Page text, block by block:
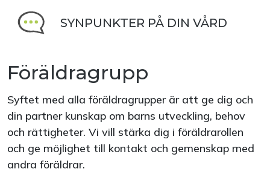
SYNPUNKTER PÅ DIN VÅRD
Föräldragrupp
Syftet med alla föräldragrupper är att ge dig och
din partner kunskap om barns utveckling, behov
och rättigheter. Vi vill stärka dig i föräldrarollen
och ge möjlighet till kontakt och gemenskap med
andra föräldrar.